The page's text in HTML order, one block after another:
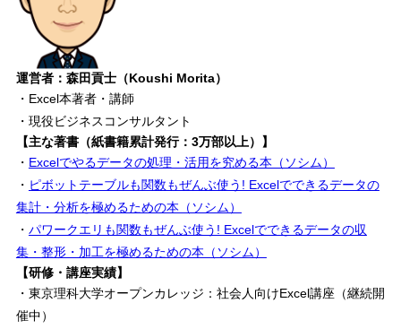
運営者：森田貢士（Koushi Morita）
・Excel本著者・講師
・現役ビジネスコンサルタント
【主な著書（紙書籍累計発行：3万部以上）】
・ Excelでやるデータの処理・活用を究める本（ソシム）
・ ピボットテーブルも関数もぜんぶ使う! Excelでできるデータの
集計・分析を極めるための本（ソシム）
・ パワークエリも関数もぜんぶ使う! Excelでできるデータの収
集・整形・加工を極めるための本（ソシム）
【研修・講座実績】
・東京理科大学オープンカレッジ：社会人向けExcel講座（継続開
催中）